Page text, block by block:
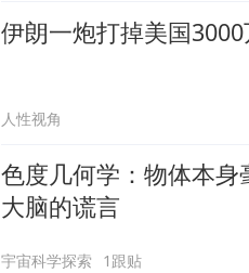
伊朗一炮打掉美国
人性视角
色度几何学：物体本
大脑的谎言
宇宙科学探索 1跟贴